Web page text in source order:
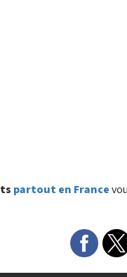
partout en France